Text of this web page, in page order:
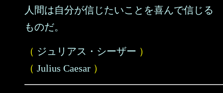
人間は自分が信じたいことを喜んで信じる
ものだ。
（ ジュリアス・シーザー ）
（ Julius Caesar ）